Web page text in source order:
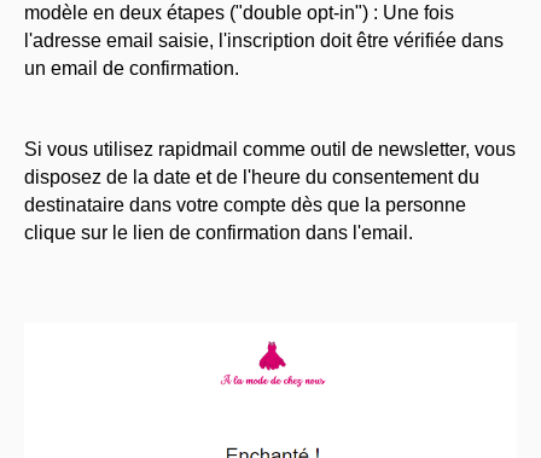
modèle en deux étapes ("double opt-in") : Une fois
l'adresse email saisie, l'inscription doit être vérifiée dans
un email de confirmation.
Si vous utilisez rapidmail comme outil de newsletter, vous
disposez de la date et de l'heure du consentement du
destinataire dans votre compte dès que la personne
clique sur le lien de confirmation dans l'email.